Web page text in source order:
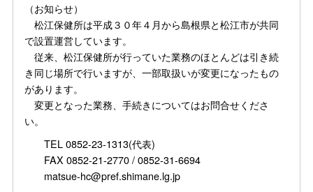
（お知らせ）
松江保健所は平成３０年４月から島根県と松江市が共同
で設置運営しています。
従来、松江保健所が行っていた業務のほとんどは引き続
き同じ場所で行いますが、一部取扱いが変更になったもの
があります。
変更となった業務、手続きについてはお問合せくださ
い。
TEL 0852-23-1313(代表)
FAX 0852-21-2770 / 0852-31-6694
matsue-hc@pref.shimane.lg.jp